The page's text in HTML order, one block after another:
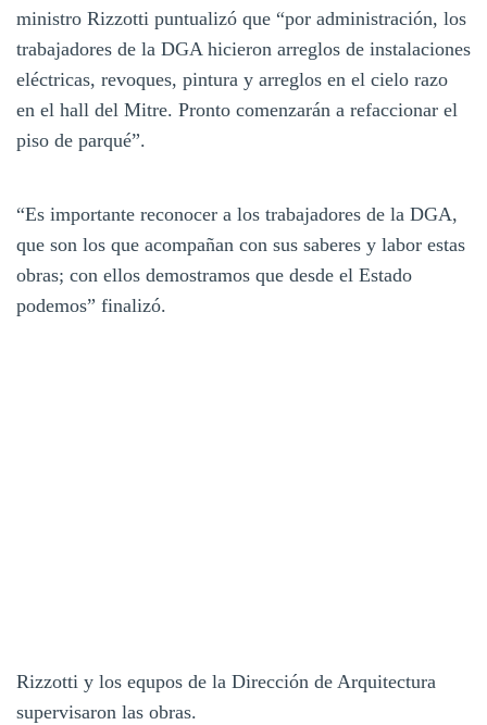
ministro Rizzotti puntualizó que “por administración, los
trabajadores de la DGA hicieron arreglos de instalaciones
eléctricas, revoques, pintura y arreglos en el cielo razo
en el hall del Mitre. Pronto comenzarán a refaccionar el
piso de parqué”.
“Es importante reconocer a los trabajadores de la DGA,
que son los que acompañan con sus saberes y labor estas
obras; con ellos demostramos que desde el Estado
podemos” finalizó.
Rizzotti y los equpos de la Dirección de Arquitectura
supervisaron las obras.